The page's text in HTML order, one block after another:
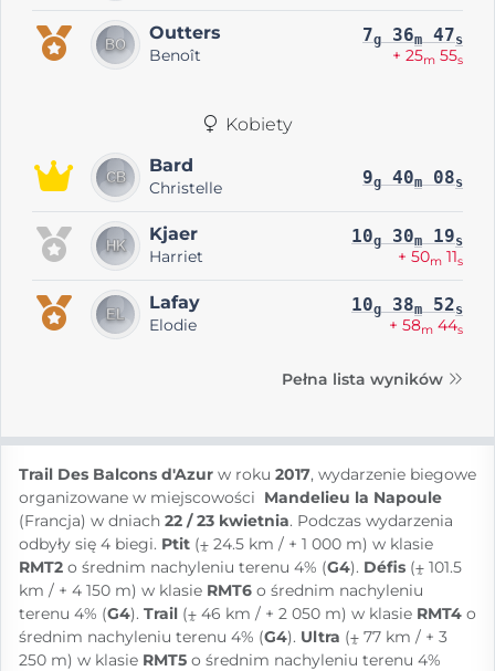
Outters
Benoît
7g 36m 47s
+ 25m 55s
Kobiety
Bard
Christelle 9g 40m 08s
Kjaer
Harriet
10g 30m 19s
+ 50m 11s
Lafay
Elodie
10g 38m 52s
+ 58m 44s
Pełna lista wyników
Trail Des Balcons d'Azur w roku 2017, wydarzenie biegowe
organizowane w miejscowości Mandelieu la Napoule
(Francja) w dniach 22 / 23 kwietnia. Podczas wydarzenia
odbyły się 4 biegi. Ptit (⨦ 24.5 km / + 1 000 m) w klasie
RMT2 o średnim nachyleniu terenu 4% (G4). Défis (⨦ 101.5
km / + 4 150 m) w klasie RMT6 o średnim nachyleniu
terenu 4% (G4). Trail (⨦ 46 km / + 2 050 m) w klasie RMT4 o
średnim nachyleniu terenu 4% (G4). Ultra (⨦ 77 km / + 3
250 m) w klasie RMT5 o średnim nachyleniu terenu 4%